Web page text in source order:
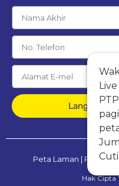
Langgan
Peta Laman | Penafian
Hak Cipta